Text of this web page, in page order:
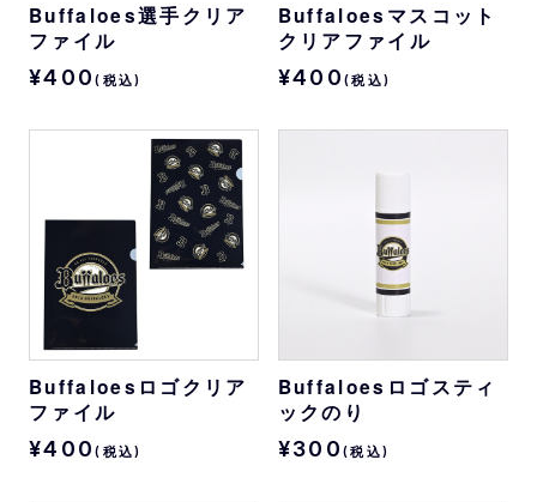
Buffaloes選手クリア
ファイル
¥400(税込)
Buffaloesマスコット
クリアファイル
¥400(税込)
Buffaloesロゴクリア
ファイル
¥400(税込)
Buffaloesロゴスティ
ックのり
¥300(税込)